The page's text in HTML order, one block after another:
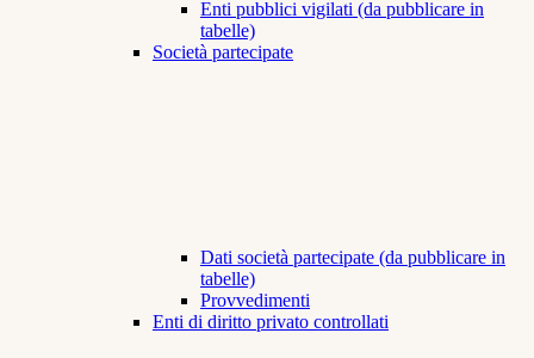
Enti pubblici vigilati (da pubblicare in
tabelle)
Società partecipate
Dati società partecipate (da pubblicare in
tabelle)
Provvedimenti
Enti di diritto privato controllati